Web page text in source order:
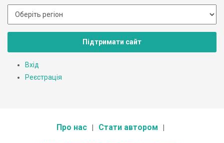
Підтримати сайт
Вхід
Реєстрація
Про нас Стати автором